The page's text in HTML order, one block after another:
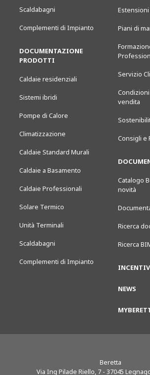
Scaldabagni
Complementi di Impianto
DOCUMENTAZIONE
PRODOTTI
Caldaie residenziali
Sistemi ibridi
Pompe di Calore
Climatizzazione
Caldaie Standard Murali
Caldaie a Basamento
Caldaie Professionali
Solare Termico
Unità Terminali
Scaldabagni
Complementi di Impianto
Piani di
Servizio
vendita
Consigli e
Catalogo
novità
Ricerca
Ricerca
NEWS
Beretta
Via Ing Pilade Riello, 7 - 37045